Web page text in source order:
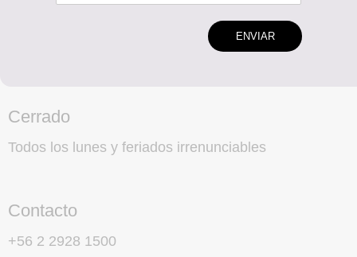
ENVIAR
Cerrado
Todos los lunes y feriados irrenunciables
Contacto
+56 2 2928 1500